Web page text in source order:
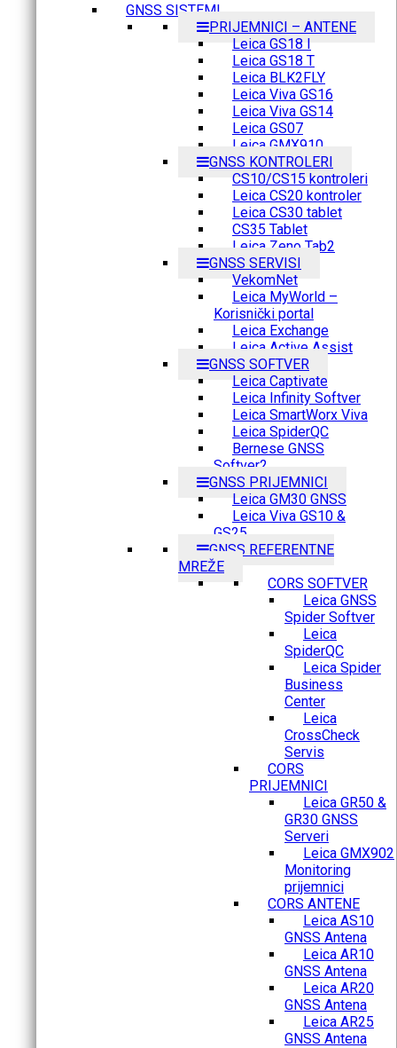
GNSS SISTEMI
PRIJEMNICI – ANTENE
Leica GS18 I
Leica GS18 T
Leica BLK2FLY
Leica Viva GS16
Leica Viva GS14
Leica GS07
Leica GMX910
GNSS KONTROLERI
CS10/CS15 kontroleri
Leica CS20 kontroler
Leica CS30 tablet
CS35 Tablet
Leica Zeno Tab2
GNSS SERVISI
VekomNet
Leica MyWorld –
Korisnički portal
Leica Exchange
Leica Active Assist
GNSS SOFTVER
Leica Captivate
Leica Infinity Softver
Leica SmartWorx Viva
Leica SpiderQC
Bernese GNSS
Softver2
GNSS PRIJEMNICI
Leica GM30 GNSS
Leica Viva GS10 &
GS25
GNSS REFERENTNE
MREŽE
CORS SOFTVER
Leica GNSS
Spider Softver
Leica
SpiderQC
Leica Spider
Business
Center
Leica
CrossCheck
Servis
CORS
PRIJEMNICI
Leica GR50 &
GR30 GNSS
Serveri
Leica GMX902
Monitoring
prijemnici
CORS ANTENE
Leica AS10
GNSS Antena
Leica AR10
GNSS Antena
Leica AR20
GNSS Antena
Leica AR25
GNSS Antena